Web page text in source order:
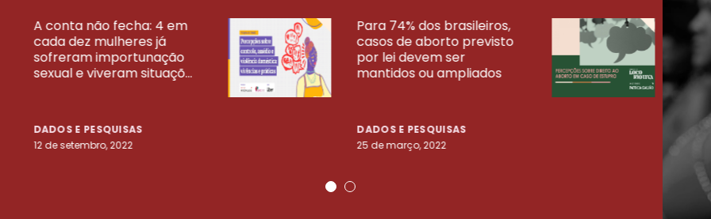
A conta não fecha: 4 em
cada dez mulheres já
sofreram importunação
sexual e viveram situaçõ...
DADOS E PESQUISAS
12 de setembro, 2022
Para 74% dos brasileiros,
casos de aborto previsto
por lei devem ser
mantidos ou ampliados
DADOS E PESQUISAS
25 de março, 2022
23
VEJA MAIS PESQUISAS